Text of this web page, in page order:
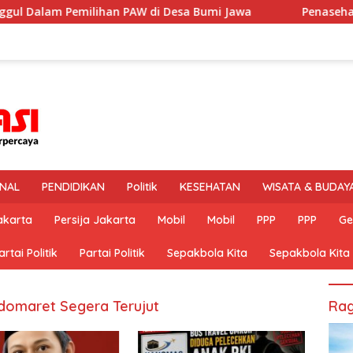
PAW di Desa Bumi Jawa Penasehat Hukum AS
PENDIDIKAN Politik KESEHATAN WISATA &
Persija Jakarta Mobil Mobil PPP PPP
Politik Partai Politik Sepakbola Kita Sepakbola Kita
Segera Terujut